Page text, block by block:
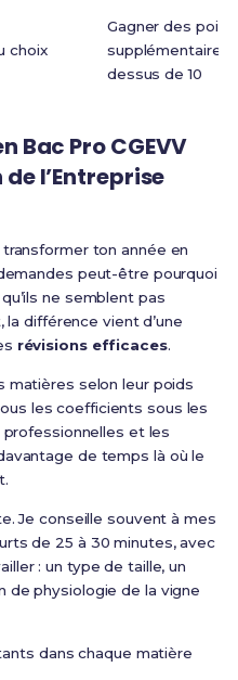
choix
Gagner des
supplémentaires
dessus de 10
Bac Pro CGEVV
l’Entreprise
ton année en
peut-être pourquoi
ne semblent pas
différence vient d’une
révisions efficaces.
matières selon leur poids
les coefficients sous les
et les
de temps là où le
Je conseille souvent à mes
de 25 à 30 minutes, avec
: un type de taille, un
de physiologie de la vigne
dans chaque matière